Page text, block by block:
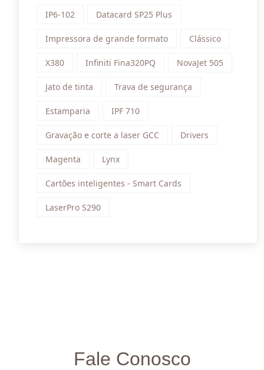
IP6-102 Datacard SP25 Plus
Impressora de grande formato Clássico
X380 Infiniti Fina320PQ NovaJet 505
Jato de tinta Trava de segurança
Estamparia IPF 710
Gravação e corte a laser GCC Drivers
Magenta Lynx
Cartões inteligentes - Smart Cards
LaserPro S290
Fale Conosco